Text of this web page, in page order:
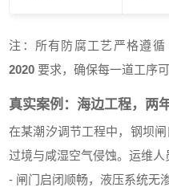
注：所有防腐工艺严格遵
2020 要求，确保每一道工序可
真实案例：海边工程，两
在某潮汐调节工程中，钢坝
过境与咸湿空气侵蚀。运维人
- 闸门启闭顺畅，液压系统无渗